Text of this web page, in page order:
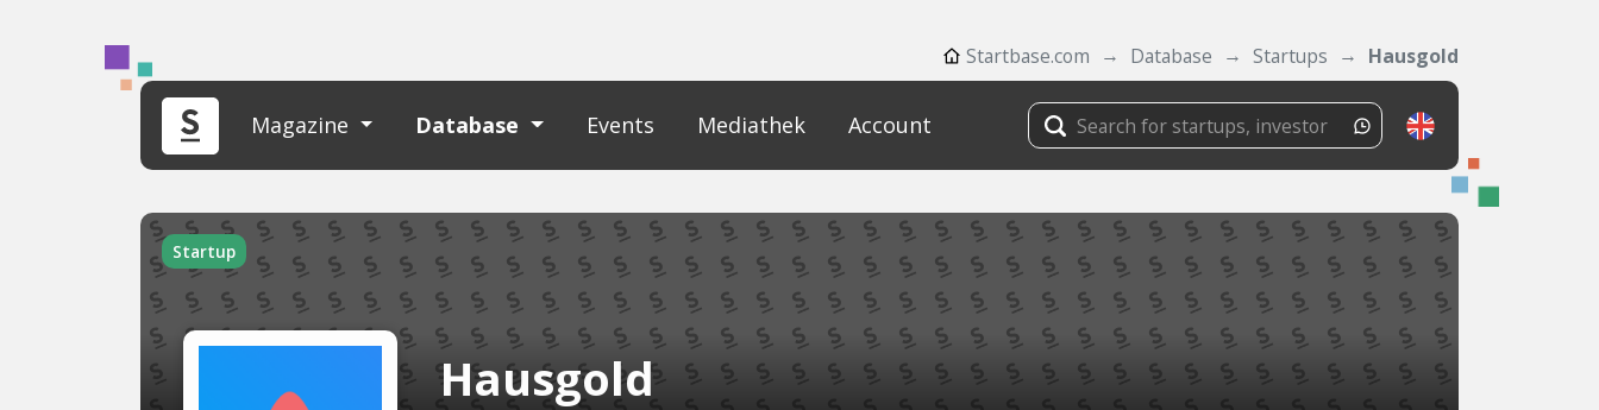
Startbase.com Database Startups Hausgold
Magazine Database Events Mediathek Account
Startup
Hausgold